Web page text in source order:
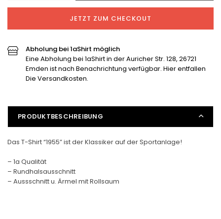
Kindershirt
verringern
Kindershirt
“1955”
erhöhen
JETZT ZUM CHECKOUT
Abholung bei 1aShirt möglich
Eine Abholung bei 1aShirt in der Auricher Str. 128, 26721
Emden ist nach Benachrichtung verfügbar. Hier entfallen
Die Versandkosten.
PRODUKTBESCHREIBUNG
Das T-Shirt “1955” ist der Klassiker auf der Sportanlage!
– 1a Qualität
– Rundhalsausschnitt
– Aussschnitt u. Ärmel mit Rollsaum